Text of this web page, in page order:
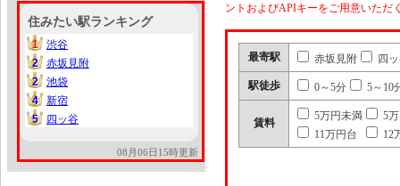
住みたい駅ランキング
1
1
渋谷
2
2
赤坂見附
2
2
池袋
4
4
新宿
5
5 四ッ谷
08月06日15時更新
ントおよびAPIキーをご用意いただ
最寄駅 赤坂見附 四
駅徒歩 0～5分 5～10
賃料
5万円未満
5
11万円台
12